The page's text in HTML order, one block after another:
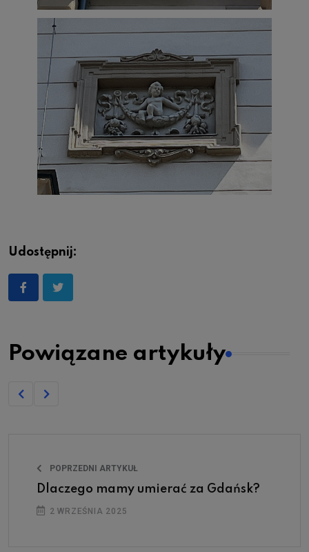
Udostępnij:
Powiązane artykuły
POPRZEDNI ARTYKUŁ
Dlaczego mamy umierać za Gdańsk?
2 WRZEŚNIA 2025